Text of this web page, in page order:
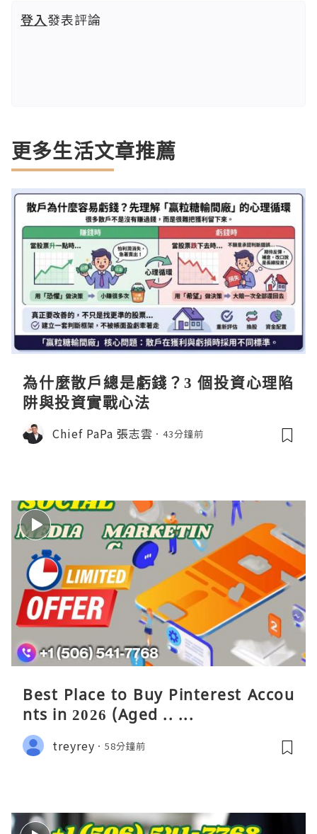
登入發表評論
更多生活文章推薦
為什麼散戶總是虧錢？3 個投資心理陷
阱與投資實戰心法
Chief PaPa 張志雲 43分鐘前
Best Place to Buy Pinterest Accou
nts in 2026 (Aged .. ...
treyrey 58分鐘前